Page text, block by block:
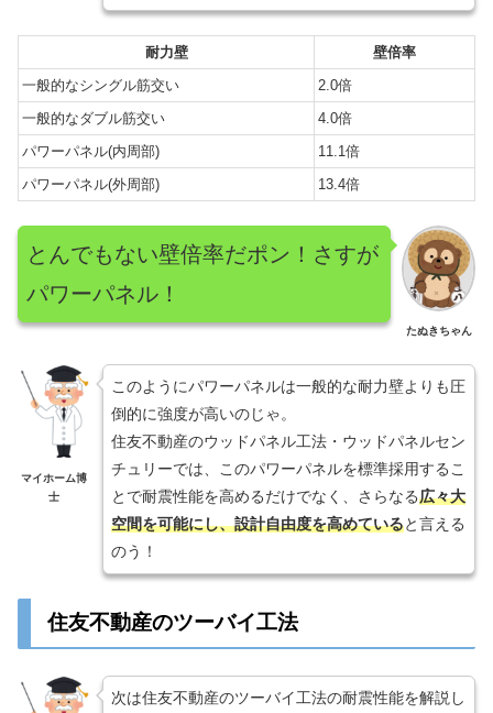
耐力壁
壁倍率
一般的なシングル筋交い
2.0倍
一般的なダブル筋交い
4.0倍
パワーパネル(内周部)
11.1倍
パワーパネル(外周部)
13.4倍
たぬきちゃん
とんでもない壁倍率だポン！さすが
パワーパネル！
マイホーム博
士
このようにパワーパネルは一般的な耐力壁よりも圧
倒的に強度が高いのじゃ。
住友不動産のウッドパネル工法・ウッドパネルセン
チュリーでは、このパワーパネルを標準採用するこ
とで耐震性能を高めるだけでなく、さらなる広々大
空間を可能にし、設計自由度を高めていると言える
のう！
住友不動産のツーバイ工法
次は住友不動産のツーバイ工法の耐震性能を解説し